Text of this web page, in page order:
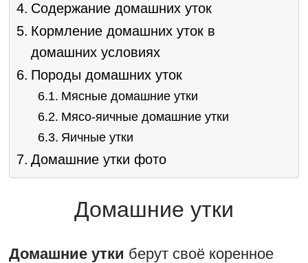
Содержание домашних уток
Кормление домашних уток в
домашних условиях
Породы домашних уток
Мясные домашние утки
Мясо-яичные домашние утки
Яичные утки
Домашние утки фото
Домашние утки
Домашние утки берут своё коренное